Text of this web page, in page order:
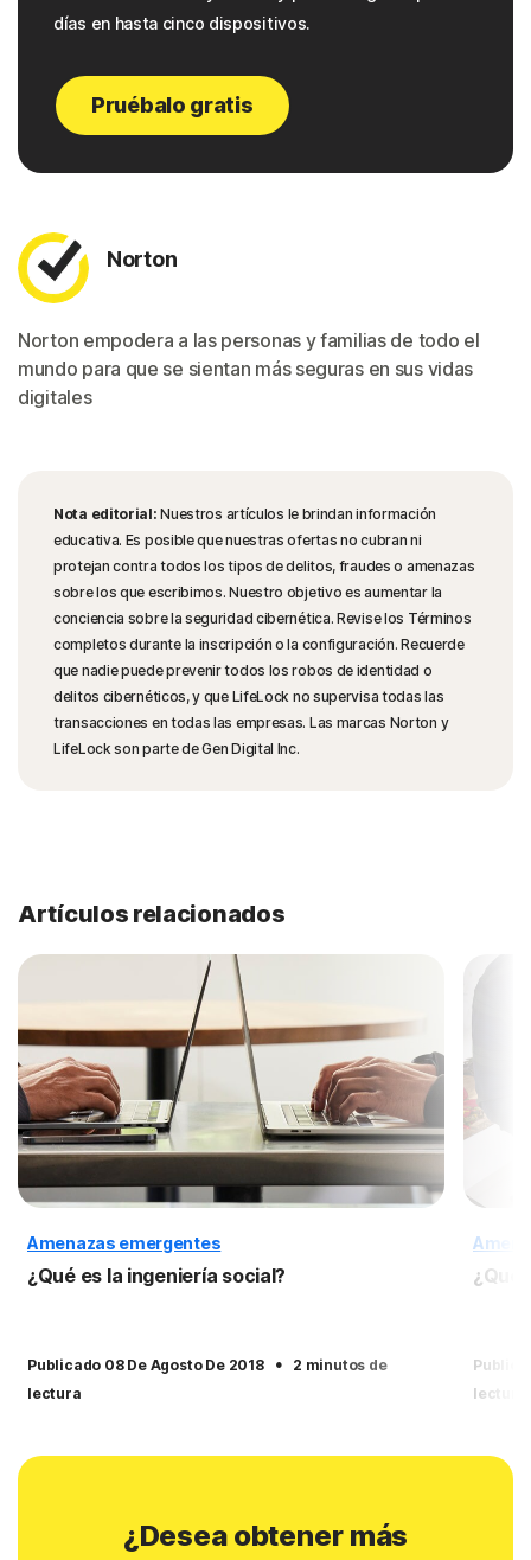
días en hasta cinco dispositivos.
Pruébalo gratis
Norton
Norton empodera a las personas y familias de todo el
mundo para que se sientan más seguras en sus vidas
digitales
Nota editorial:Nuestros artículos le brindan información
educativa. Es posible que nuestras ofertas no cubran ni
protejan contra todos los tipos de delitos, fraudes o amenazas
sobre los que escribimos. Nuestro objetivo es aumentar la
conciencia sobre la seguridad cibernética. Revise los Términos
completos durante la inscripción o la configuración. Recuerde
que nadie puede prevenir todos los robos de identidad o
delitos cibernéticos, y que LifeLock no supervisa todas las
transacciones en todas las empresas. Las marcas Norton y
LifeLock son parte de Gen Digital Inc.
Artículos relacionados
Amenazas emergentes
¿Qué es la ingeniería social?
Publicado 08 De Agosto De 2018 ·
2 minutos de
lectura
¿Qué
lectura
¿Desea obtener más